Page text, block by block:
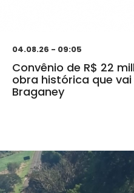
04.08.26 - 09:05
Convênio de R$ 22
obra histórica que
Braganey